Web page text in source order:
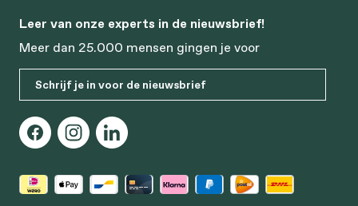
Leer van onze experts in de nieuwsbrief!
Meer dan 25.000 mensen gingen je voor
Schrijf je in voor de nieuwsbrief